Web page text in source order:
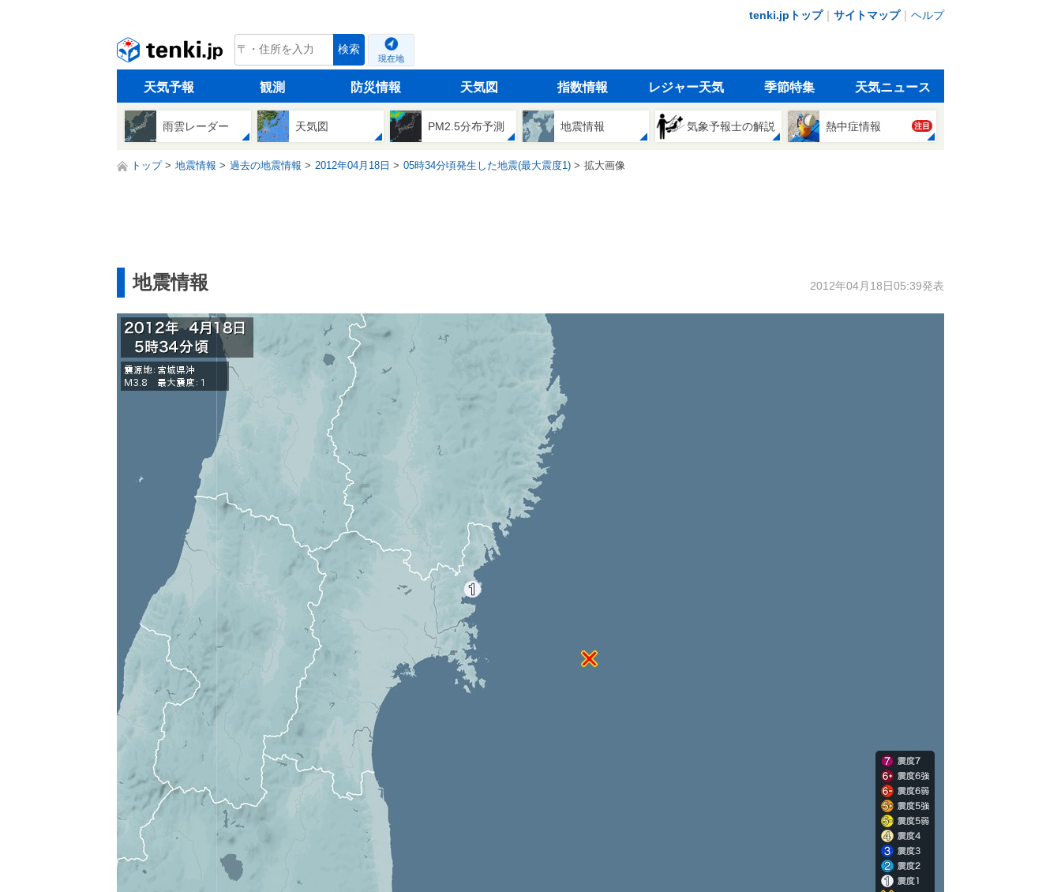
tenki.jpトップ｜ サイトマップ｜ ヘルプ
tenki.jp 検索
現在地
天気予報 観測 防災情報 天気図 指数情報 レジャー天気 季節特集 天気ニュース
雨雲レーダー 天気図 PM2.5分布予測 地震情報 気象予報士の解説 熱中症情報 注目
トップ 地震情報 過去の地震情報 2012年04月18日 05時34分頃発生した地震(最大震度1) 拡大画像
地震情報 2012年04月18日05:39発表